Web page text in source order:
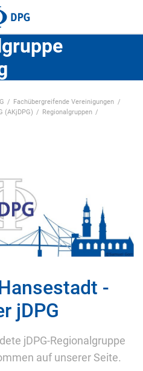
Fachübergreifende Vereinigungen
(AKjDPG)
Regionalgruppen
-
jDPG
jDPG-Regionalgruppe
auf unserer Seite.